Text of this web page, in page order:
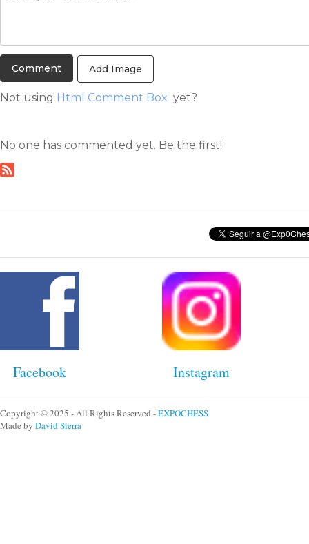
Add Image
Not using Html Comment Box yet?
No one has commented yet. Be the first!
Facebook Instagram
Copyright © 2025 - All Rights Reserved -EXPOCHESS
Made by David Sierra